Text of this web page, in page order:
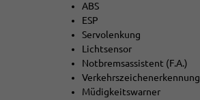
ABS
ESP
Servolenkung
Lichtsensor
Notbremsassistent (F.A.)
Verkehrszeichenerkennung
Müdigkeitswarner